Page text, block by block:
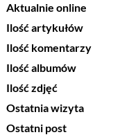
Aktualnie online
Ilość artykułów
Ilość komentarzy
Ilość albumów
Ilość zdjęć
Ostatnia wizyta
Ostatni post